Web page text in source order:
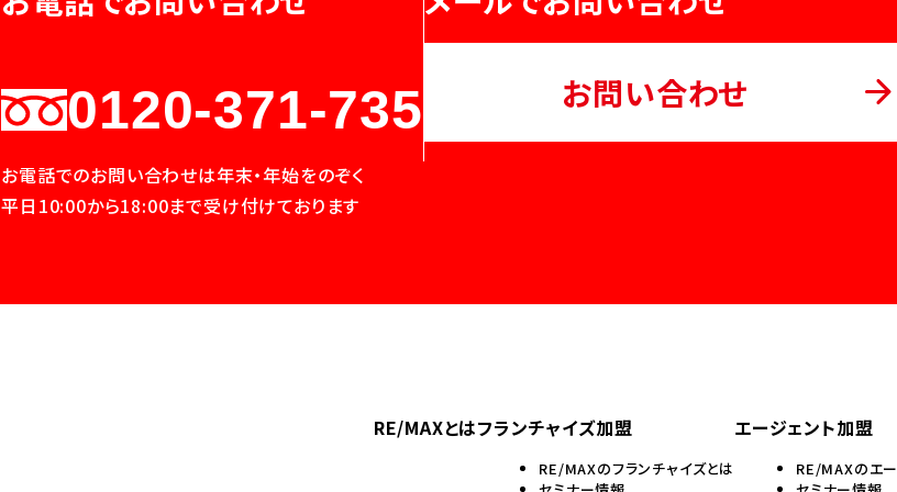
0120-371-735
お電話でのお問い合わせは年末・年始をのぞく
平日10:00から18:00まで受け付けております
お問い合わせ
RE/MAXとはフランチャイズ加盟
RE/MAXのフランチャイズとは
エージェント加盟
RE/MAXのエ